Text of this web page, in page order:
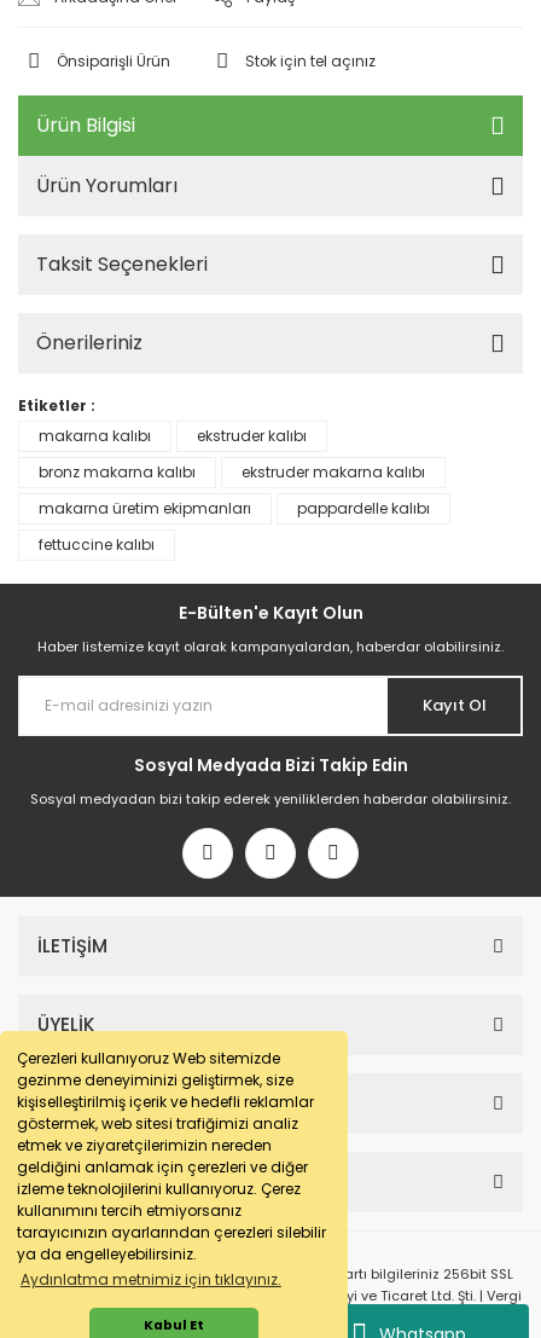
Çerezleri kullanıyoruz Web sitemizde
gezinme deneyiminizi geliştirmek, size
kişiselleştirilmiş içerik ve hedefli reklamlar
göstermek, web sitesi trafiğimizi analiz
etmek ve ziyaretçilerimizin nereden
geldiğini anlamak için çerezleri ve diğer
izleme teknolojilerini kullanıyoruz. Çerez
kullanımını tercih etmiyorsanız
tarayıcınızın ayarlarından çerezleri silebilir
ya da engelleyebilirsiniz.
Aydınlatma metnimiz için tıklayınız.
Kabul Et
Önsiparişli Ürün Stok için tel açınız
Ürün Bilgisi
Ürün Yorumları
Taksit Seçenekleri
Önerileriniz
Etiketler :
makarna kalıbı
ekstruder kalıbı
bronz makarna kalıbı
ekstruder makarna kalıbı
makarna üretim ekipmanları
pappardelle kalıbı
fettuccine kalıbı
E-Bülten'e Kayıt Olun
Haber listemize kayıt olarak kampanyalardan, haberdar olabilirsiniz.
Kayıt Ol
Sosyal Medyada Bizi Takip Edin
Sosyal medyadan bizi takip ederek yeniliklerden haberdar olabilirsiniz.
İLETİŞİM
ÜYELİK
SAYFALAR
HESABIM
© e-makarna.com Tüm Hakları Saklıdır. Kredi kartı bilgileriniz 256bit SSL
sertifikası ile korunmaktadır. Pasfil Makine Sanayi ve Ticaret Ltd. Şti. | Vergi
No: 7220436611 | MERSİS No: 072204366100013 | Ticaret Sicil No: 586968-0